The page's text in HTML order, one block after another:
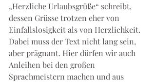
„Herzliche Urlaubsgrüße“ schreibt,
dessen Grüsse trotzen eher von
Einfallslosigkeit als von Herzlichkeit.
Dabei muss der Text nicht lang sein,
aber prägnant. Hier dürfen wir auch
Anleihen bei den großen
Sprachmeistern machen und aus